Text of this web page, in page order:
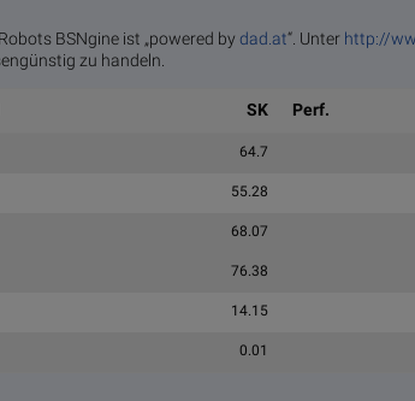
BSNgine ist „powered bydad.at“. Unter http://
zu handeln.
SK Perf.
64.7
55.28
68.07
76.38
14.15
0.01